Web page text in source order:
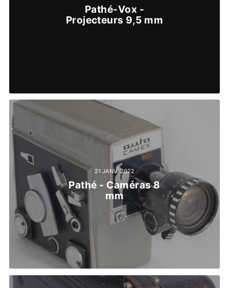
Pathé-Vox -
Projecteurs 9,5 mm
21 JANV. 2022
Pathé - Caméras 8
mm